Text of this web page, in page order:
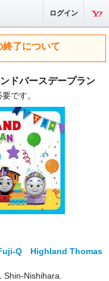
ログイン
終了について
ドバースデープラン
です。
Q Highland Thomas
Nishihara.